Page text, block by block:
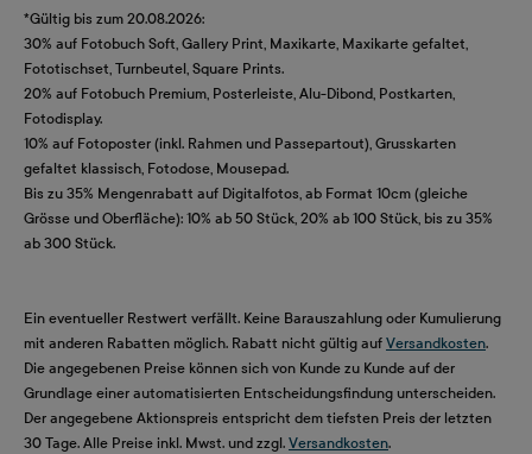
*Gültig bis zum 20.08.2026:
30% auf Fotobuch Soft, Gallery Print, Maxikarte, Maxikarte gefaltet,
Fototischset, Turnbeutel, Square Prints.
20% auf Fotobuch Premium, Posterleiste, Alu-Dibond, Postkarten,
Fotodisplay.
10% auf Fotoposter (inkl. Rahmen und Passepartout), Grusskarten
gefaltet klassisch, Fotodose, Mousepad.
Bis zu 35% Mengenrabatt auf Digitalfotos, ab Format 10cm (gleiche
Grösse und Oberfläche): 10% ab 50 Stück, 20% ab 100 Stück, bis zu 35%
ab 300 Stück.
Ein eventueller Restwert verfällt. Keine Barauszahlung oder Kumulierung
mit anderen Rabatten möglich. Rabatt nicht gültig auf Versandkosten.
Die angegebenen Preise können sich von Kunde zu Kunde auf der
Grundlage einer automatisierten Entscheidungsfindung unterscheiden.
Der angegebene Aktionspreis entspricht dem tiefsten Preis der letzten
30 Tage. Alle Preise inkl. Mwst. und zzgl. Versandkosten.